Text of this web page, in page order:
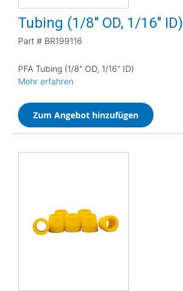
Tubing (1/8" OD, 1/16" ID)
Part # BR199116
PFA Tubing (1/8" OD, 1/16" ID)
Mehr erfahren
Zum Angebot hinzufügen